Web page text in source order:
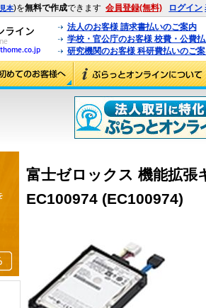
見本)を無料で作成できます 会員登録(無料) ログイン
法人のお客様 請求書払いのご案内
学校・官公庁のお客様 校費・公費
研究機関のお客様 科研費払いのご
富士ゼロックス 機能拡張
EC100974 (EC100974)